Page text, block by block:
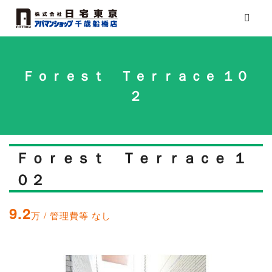
Ｆｏｒｅｓｔ Ｔｅｒｒａｃｅ １０
２
Ｆｏｒｅｓｔ Ｔｅｒｒａｃｅ １
０２
9.2万 / 管理費等 なし